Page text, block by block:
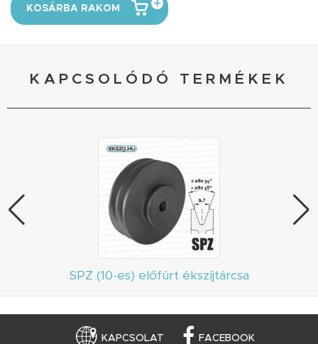
KOSÁRBA RAKOM
KAPCSOLÓDÓ TERMÉKEK
SPZ (10-es) előfúrt ékszíjtárcsa
KAPCSOLAT FACEBOOK